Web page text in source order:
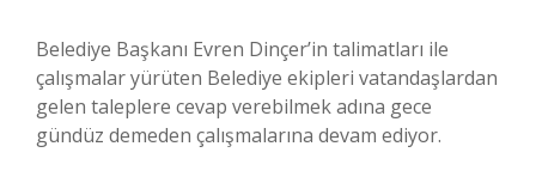
Belediye Başkanı Evren Dinçer’in talimatları ile
çalışmalar yürüten Belediye ekipleri vatandaşlardan
gelen taleplere cevap verebilmek adına gece
gündüz demeden çalışmalarına devam ediyor.